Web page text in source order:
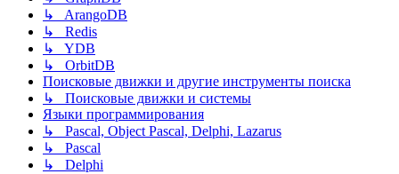
↳ ArangoDB
↳ Redis
↳ YDB
↳ OrbitDB
Поисковые движки и другие инструменты поиска
↳ Поисковые движки и системы
Языки программирования
↳ Pascal, Object Pascal, Delphi, Lazarus
↳ Pascal
↳ Delphi